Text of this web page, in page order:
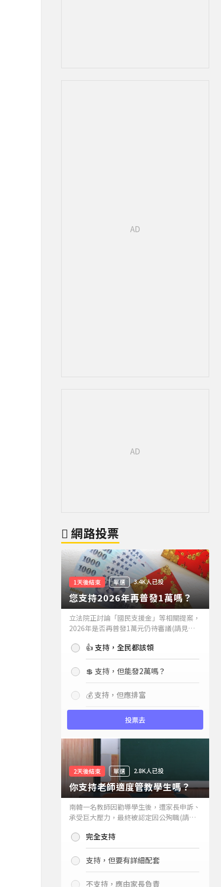
網路投票
1天後結束 單選 3.4K人已投
您支持2026年再普發1萬嗎？
立法院正討論「國民支援金」等相關提案，
2026年是否再普發1萬元仍待審議(請見下
持嗎？👍 支持，全民都該領
💲 支持，但能發2萬嗎？
💰 支持，但應排富
投票去
2天後結束 單選 2.8K人已投
你支持老師適度管教學生嗎？
南韓一名教師因勸導學生後，遭家長申訴、
承受巨大壓力，最終被認定因公殉職(請見
你支持老師適度管教學生嗎？
完全支持
支持，但要有詳細配套
不支持，應由家長負責